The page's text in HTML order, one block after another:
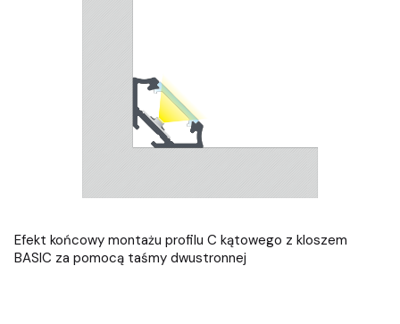
Efekt końcowy montażu profilu C kątowego z kloszem
BASIC za pomocą taśmy dwustronnej